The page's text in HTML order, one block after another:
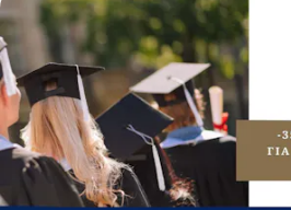
Προϋποθέσεις Επιτυχίας
Για να πετύχει στην αποστολή του
οδηγήσει την επιχείρηση του σε
εκπαιδευτεί κατάλληλα.
Για να μπορεί να διοικεί
επιτυχημένη καριέρα, πρέπει να